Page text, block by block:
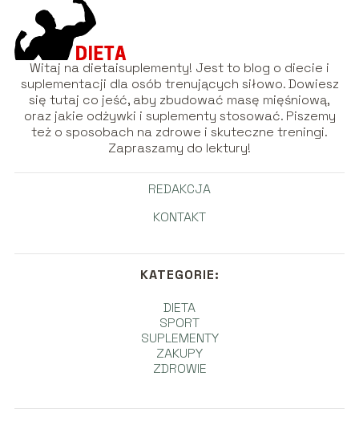
Witaj na dietaisuplementy! Jest to blog o diecie i
suplementacji dla osób trenujących siłowo. Dowiesz
się tutaj co jeść, aby zbudować masę mięśniową,
oraz jakie odżywki i suplementy stosować. Piszemy
też o sposobach na zdrowe i skuteczne treningi.
Zapraszamy do lektury!
REDAKCJA
KONTAKT
KATEGORIE:
DIETA
SPORT
SUPLEMENTY
ZAKUPY
ZDROWIE